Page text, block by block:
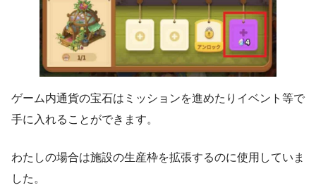
ゲーム内通貨の宝石はミッションを進めたりイベント等で
手に入れることができます。
わたしの場合は施設の生産枠を拡張するのに使用していま
した。